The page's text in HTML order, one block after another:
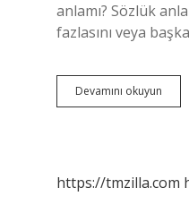
anlamı? Sözlük
fazlasını veya
Devamını okuyun
Ve
https://tmzilla.com